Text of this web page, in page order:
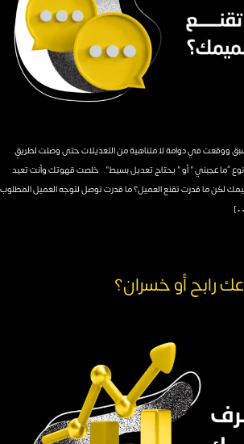
ووقعت في دوامة لا متناهية من التعديلات حتى وصلت لطريقٍ
“ما عجبني ” أو ” يحتاج تعديل بسيط”.. خلصت قهوتك وأنت تعيد
لكن ما قدرت تقنع العميل؟ ما قدرت توصل لتوجه العميل المطلوب
رابح أو خسران؟